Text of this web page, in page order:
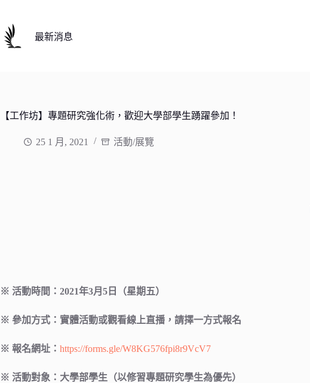
主
要
最新消息
【工作坊】專題研究強化術，歡迎大學部學生踴躍參加！
25 1 月, 2021 活動/展覽
※ 活動時間： 2021年3月 5 日（星期五）
※ 參加方式：實體活動或觀看線上直播，請擇一方式報名
※ 報名網址： https://forms.gle/W8KG576fpi8r9VcV7
※ 活動對象：大學部學生（以修習專題研究學生為優先）